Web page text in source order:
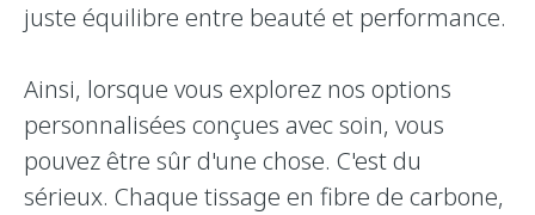
juste équilibre entre beauté et performance.
Ainsi, lorsque vous explorez nos options
personnalisées conçues avec soin, vous
pouvez être sûr d'une chose. C'est du
sérieux. Chaque tissage en fibre de carbone,